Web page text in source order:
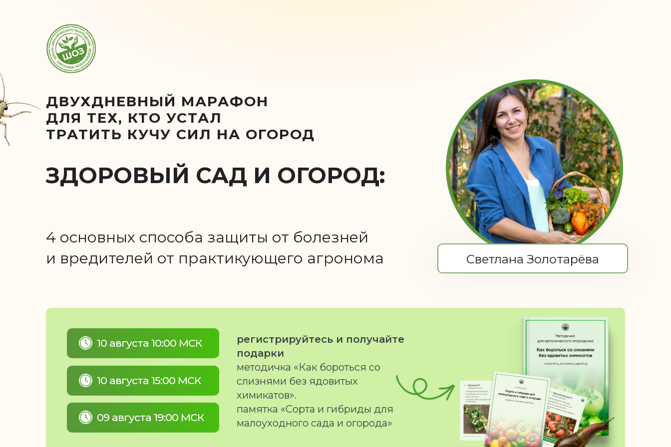
ДВУХДНЕВНЫЙ МАРАФОН
ДЛЯ ТЕХ, КТО УСТАЛ
ТРАТИТЬ КУЧУ СИЛ НА ОГОРОД
ЗДОРОВЫЙ САД И ОГОРОД:
4 основных способа защиты от болезней
и вредителей от практикующего агронома
Светлана Золотарёва
регистрируйтесь и получайте
подарки
методичка «Как бороться со
слизнями без ядовитых
химикатов».
памятка «Сорта и гибриды для
малоуходного сада и огорода»
10 августа 15:00 МСК
09 августа 19:00 МСК
10 августа 10:00 МСК